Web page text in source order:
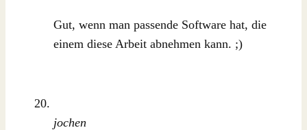
Gut, wenn man passende Software hat, die
einem diese Arbeit abnehmen kann. ;)
jochen